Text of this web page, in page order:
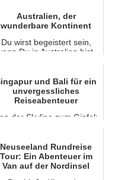
Australien, der
wunderbare Kontinent
Du wirst begeistert sein,
Du in Australien bist,
in der Wü...
und Bali für ein
unvergessliches
Reiseabenteuer
der Skyline zum Gipfel:
Reiseabenteuer Bist du
bereit für eine Reise, d...
Neuseeland Rundreise
Tour: Ein Abenteuer im
Van auf der Nordinsel